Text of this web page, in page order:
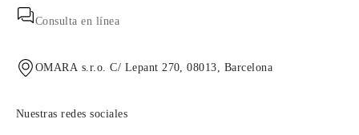
Consulta en línea
OMARA s.r.o. C/ Lepant 270, 08013, Barcelona
Nuestras redes sociales